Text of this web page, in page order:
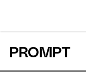
PROMPT